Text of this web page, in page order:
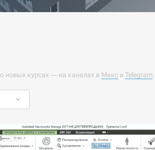
новых курсах — на каналах в Макс и Telegram